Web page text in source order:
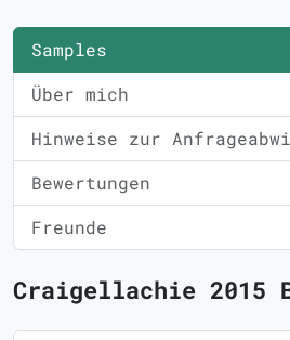
Samples
Über mich
Hinweise zur
Bewertungen
Freunde
Craigellachie 2015